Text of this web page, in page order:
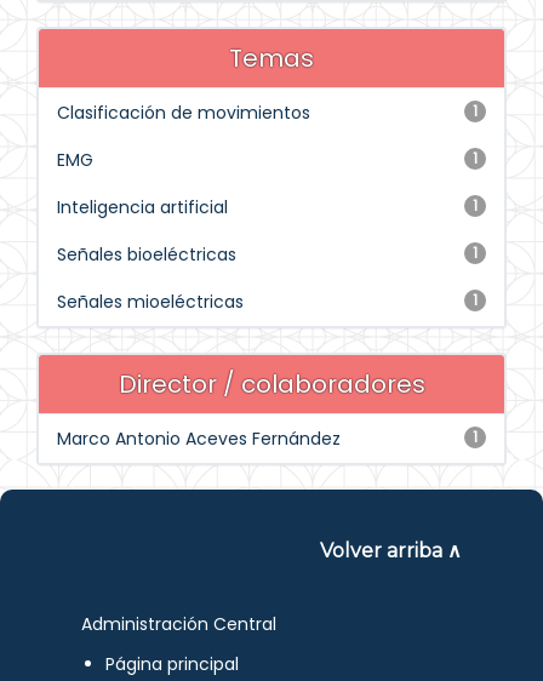
Temas
1
Clasificación de movimientos
1
EMG
1
Inteligencia artificial
1
Señales bioeléctricas
1
Señales mioeléctricas
Director / colaboradores
1
Marco Antonio Aceves Fernández
Volver arriba ∧
Administración Central
Página principal